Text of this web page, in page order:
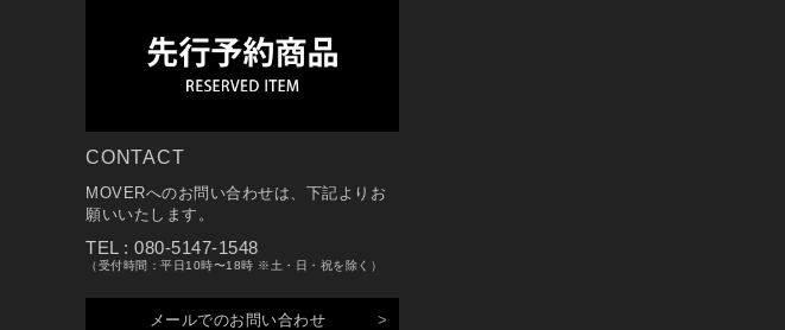
CONTACT
MOVERへのお問い合わせは、下記よりお
願いいたします。
TEL : 080-5147-1548
（受付時間：平日10時〜18時 ※土・日・祝を除く）
メールでのお問い合わせ